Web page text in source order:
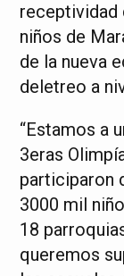
receptividad
niños de
de la nueva
deletreo a
“Estamos a
3eras
participaron
3000 mil
18
queremos